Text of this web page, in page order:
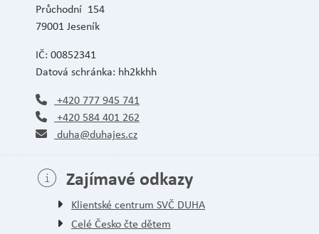
Průchodní 154
79001 Jeseník
IČ: 00852341
Datová schránka: hh2kkhh
+420 777 945 741
+420 584 401 262
duha@duhajes.cz
Zajímavé odkazy
Klientské centrum SVČ DUHA
Celé Česko čte dětem